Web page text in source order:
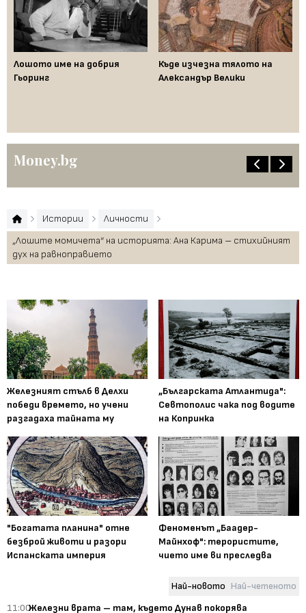
Лошото име на добрия
Гьоринг
Къде изчезна тялото на
Александър Велики
Money.bg
Истории
Личности
„Лошите момичета“ на историята: Ана Карима – стихийният
дух на равноправието
Железният стълб в Делхи
победи времето, но учени
разгадаха тайната му
„Българската Атлантида":
Севтополис чака под водите
на Копринка
"Богатата планина" отне
безброй животи и разори
Испанската империя
Феноменът „Баадер-
Майнхоф": терористите,
чието име ви преследва
Най-новото Най-четеното
11:00Железни врата – там, където Дунав покорява